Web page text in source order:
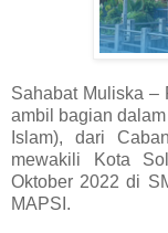
Sahabat Muliska
ambil bagian
Islam), dari
mewakili Kota
Oktober 2022 di
MAPSI.